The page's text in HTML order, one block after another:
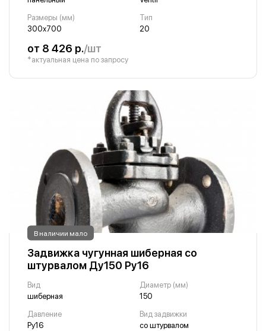
Размеры (мм)
300х700
Тип
20
от 8 426 р./шт
*актуальная цена по запросу
В наличии мало
Задвижка чугунная шиберная со
штурвалом Ду150 Ру16
Вид
шиберная
Диаметр (мм)
150
Давление
Ру16
Вид задвижки
со штурвалом